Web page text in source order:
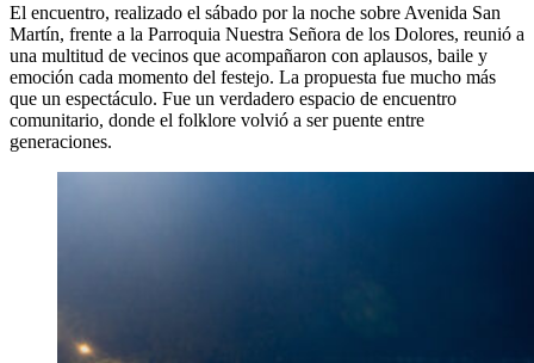
El encuentro, realizado el sábado por la noche sobre Avenida San
Martín, frente a la Parroquia Nuestra Señora de los Dolores, reunió a
una multitud de vecinos que acompañaron con aplausos, baile y
emoción cada momento del festejo. La propuesta fue mucho más
que un espectáculo. Fue un verdadero espacio de encuentro
comunitario, donde el folklore volvió a ser puente entre
generaciones.